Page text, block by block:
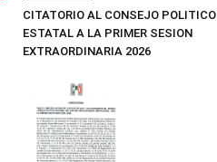
CITATORIO AL CONSEJO POLITICO
ESTATAL A LA PRIMER SESION
EXTRAORDINARIA 2026